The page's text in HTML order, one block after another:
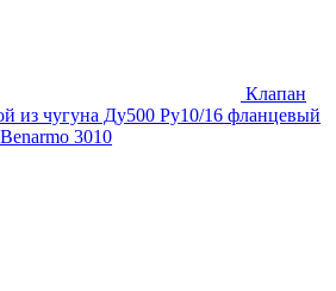
Клапан
из чугуна Ду500 Ру10/16 фланцевый
3010